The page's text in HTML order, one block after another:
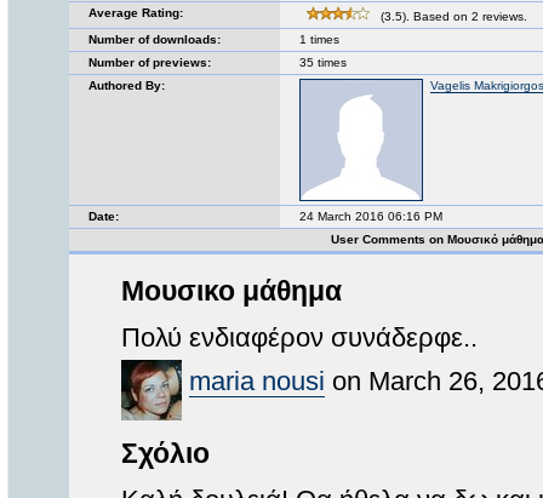
Average Rating:
(3.5). Based on 2 reviews.
Number of downloads:
1 times
Number of previews:
35 times
Authored By:
Vagelis Makrigiorgos
Date:
24 March 2016 06:16 PM
User Comments on Μουσικό
Μουσικο μάθημα
Πολύ ενδιαφέρον συνάδερφε..
maria nousi on March 26,
Σχόλιο